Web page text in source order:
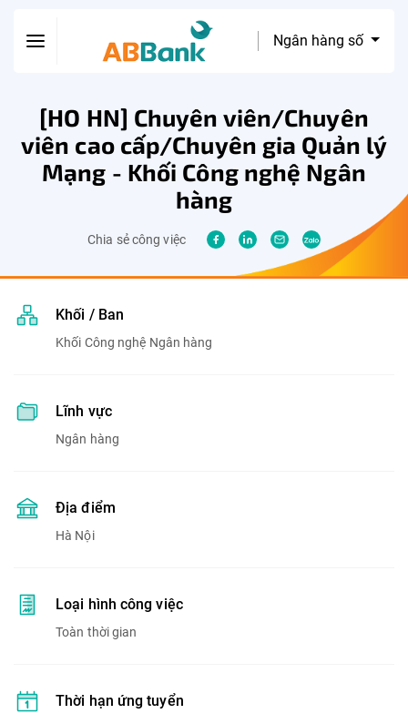
Ngân hàng số
[HO HN] Chuyên viên/Chuyên
viên cao cấp/Chuyên gia Quản lý
Mạng - Khối Công nghệ Ngân
hàng
Chia sẻ công việc
Khối / Ban
Khối Công nghệ Ngân hàng
Lĩnh vực
Ngân hàng
Địa điểm
Hà Nội
Loại hình công việc
Toàn thời gian
Thời hạn ứng tuyển